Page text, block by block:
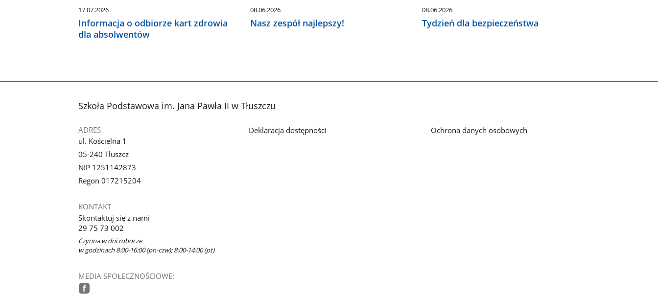
17.07.2026
Informacja o odbiorze kart zdrowia
dla absolwentów
08.06.2026
Nasz zespół najlepszy!
08.06.2026
Tydzień dla bezpieczeństwa
stopka
Szkoła Podstawowa im. Jana Pawła II w Tłuszczu
ADRES
ul. Kościelna 1
05-240 Tłuszcz
NIP 1251142873
Regon 017215204
KONTAKT
Skontaktuj się z nami
29 75 73 002
Czynna w dni robocze
w godzinach 8:00-16:00 (pn-czw); 8:00-14:00 (pt)
MEDIA SPOŁECZNOŚCIOWE:
Deklaracja dostępności Ochrona danych osobowych